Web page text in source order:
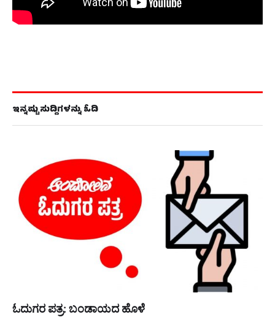
ಇನ್ನಷ್ಟು ಸುದ್ದಿಗಳನ್ನು ಓದಿ
ಓದುಗರ ಪತ್ರ: ಬಂಡಾಯದ ಹೊಳೆ